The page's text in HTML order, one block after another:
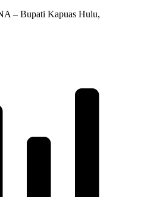
– Bupati Kapuas Hulu,